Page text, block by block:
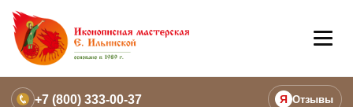
+7 (800) 333-00-37 Я Отзывы